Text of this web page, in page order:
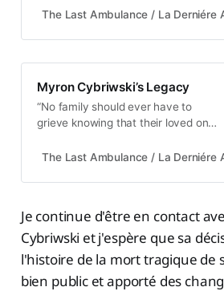
le changement et de faire tout ce
reproduise plus.’
The Last Ambulance / La Derniére
Myron Cybriwski’s Legacy
“No family should ever have to
grieve knowing that their loved one
never came.. He was not well
or to get to the hospital himself. He
it came too late…
The Last Ambulance / La Derniére
Je continue d'être en contact
Cybriwski et j'espère que sa
l'histoire de la mort tragique de
bien public et apporté des